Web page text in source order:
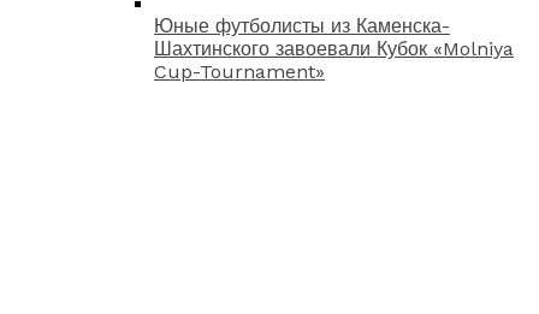
Юные футболисты из Каменска-
Шахтинского завоевали Кубок «Molniya
Cup-Tournament»